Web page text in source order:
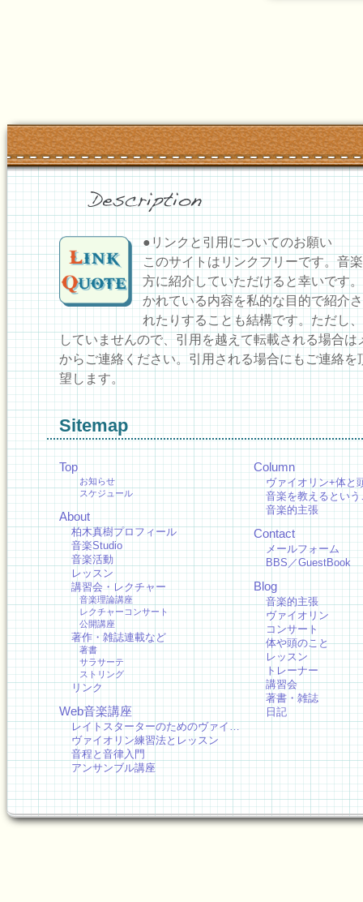
●リンクと引用についてのお願い
このサイトはリンクフリーです。音
方に紹介していただけると幸いです
かれている内容を私的な目的で紹介
れたりすることも結構です。ただし
していませんので、引用を越えて転載される場合は
からご連絡ください。引用される場合にもご連絡を
望します。
Sitemap
Top
お知らせ
スケジュール
About
柏木真樹プロフィール
音楽Studio
音楽活動
レッスン
講習会・レクチャー
音楽理論講座
レクチャーコンサート
公開講座
著作・雑誌連載など
著書
サラサーテ
ストリング
リンク
Web音楽講座
レイトスターターのためのヴァイ…
ヴァイオリン練習法とレッスン
音程と音律入門
アンサンブル講座
Column
ヴァイオリン+体と
音楽を教えるという
音楽的主張
Contact
メールフォーム
BBS／GuestBook
Blog
音楽的主張
ヴァイオリン
コンサート
体や頭のこと
レッスン
トレーナー
講習会
著書・雑誌
日記